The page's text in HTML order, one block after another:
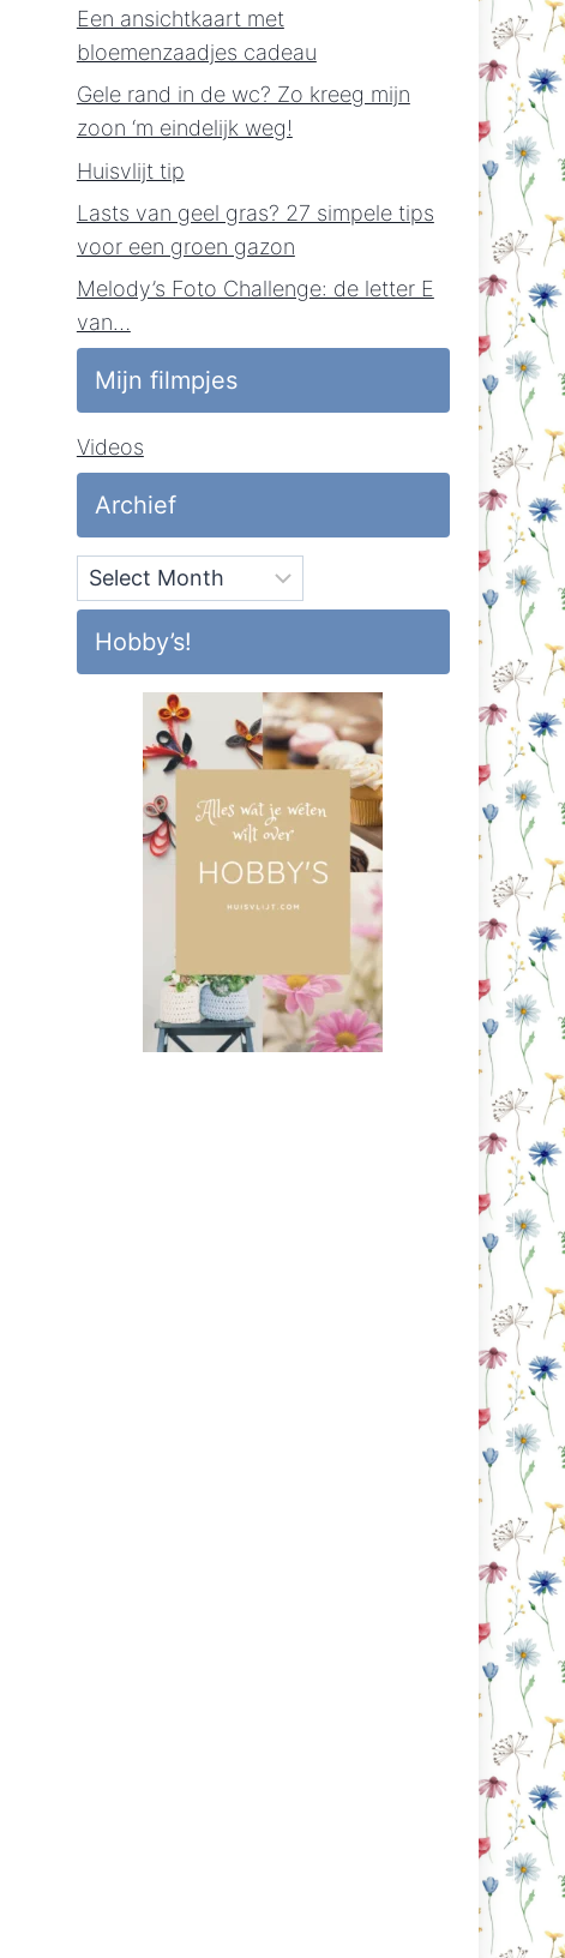
Een ansichtkaart met
bloemenzaadjes cadeau
Gele rand in de wc? Zo kreeg mijn
zoon ‘m eindelijk weg!
Huisvlijt tip
Lasts van geel gras? 27 simpele tips
voor een groen gazon
Melody’s Foto Challenge: de letter E
van…
Mijn filmpjes
Videos
Archief
Archief
Hobby’s!